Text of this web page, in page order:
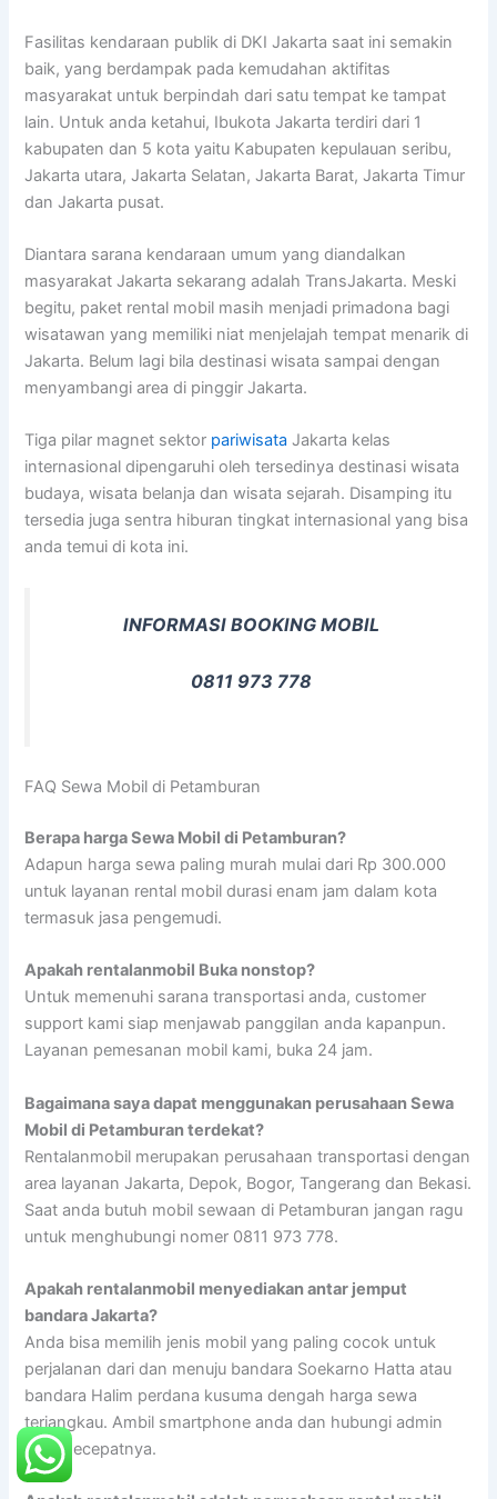
Fasilitas kendaraan publik di DKI Jakarta saat ini semakin
baik, yang berdampak pada kemudahan aktifitas
masyarakat untuk berpindah dari satu tempat ke tampat
lain. Untuk anda ketahui, Ibukota Jakarta terdiri dari 1
kabupaten dan 5 kota yaitu Kabupaten kepulauan seribu,
Jakarta utara, Jakarta Selatan, Jakarta Barat, Jakarta Timur
dan Jakarta pusat.
Diantara sarana kendaraan umum yang diandalkan
masyarakat Jakarta sekarang adalah TransJakarta. Meski
begitu, paket rental mobil masih menjadi primadona bagi
wisatawan yang memiliki niat menjelajah tempat menarik di
Jakarta. Belum lagi bila destinasi wisata sampai dengan
menyambangi area di pinggir Jakarta.
Tiga pilar magnet sektor pariwisata Jakarta kelas
internasional dipengaruhi oleh tersedinya destinasi wisata
budaya, wisata belanja dan wisata sejarah. Disamping itu
tersedia juga sentra hiburan tingkat internasional yang bisa
anda temui di kota ini.
INFORMASI BOOKING MOBIL
0811 973 778
FAQ Sewa Mobil di Petamburan
Berapa harga Sewa Mobil di Petamburan?
Adapun harga sewa paling murah mulai dari Rp 300.000
untuk layanan rental mobil durasi enam jam dalam kota
termasuk jasa pengemudi.
Apakah rentalanmobil Buka nonstop?
Untuk memenuhi sarana transportasi anda, customer
support kami siap menjawab panggilan anda kapanpun.
Layanan pemesanan mobil kami, buka 24 jam.
Bagaimana saya dapat menggunakan perusahaan Sewa
Mobil di Petamburan terdekat?
Rentalanmobil merupakan perusahaan transportasi dengan
area layanan Jakarta, Depok, Bogor, Tangerang dan Bekasi.
Saat anda butuh mobil sewaan di Petamburan jangan ragu
untuk menghubungi nomer 0811 973 778.
Apakah rentalanmobil menyediakan antar jemput
bandara Jakarta?
Anda bisa memilih jenis mobil yang paling cocok untuk
perjalanan dari dan menuju bandara Soekarno Hatta atau
bandara Halim perdana kusuma dengah harga sewa
terjangkau. Ambil smartphone anda dan hubungi admin
kami secepatnya.